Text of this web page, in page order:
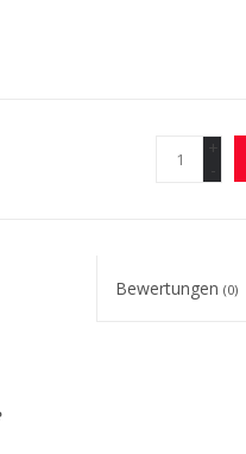
+
-
Bewertungen(0)